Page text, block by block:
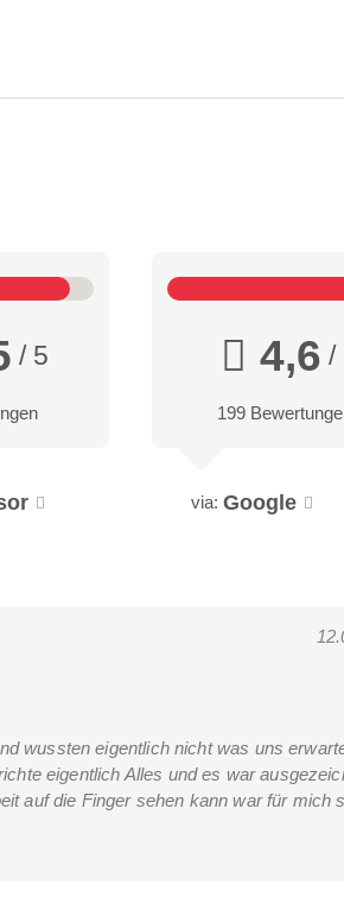
/ 5 4,6 /
199
via: Google
wussten eigentlich nicht was uns
eigentlich Alles und es war
auf die Finger sehen kann war für mich